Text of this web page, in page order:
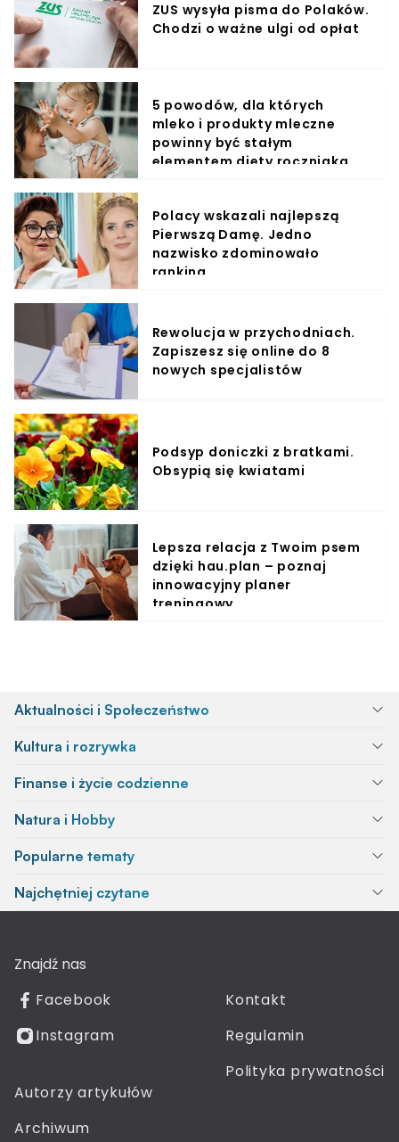
ZUS wysyła pisma do Polaków.
Chodzi o ważne ulgi od opłat
5 powodów, dla których
mleko i produkty mleczne
powinny być stałym
elementem diety roczniaka
Polacy wskazali najlepszą
Pierwszą Damę. Jedno
nazwisko zdominowało
ranking
Rewolucja w przychodniach.
Zapiszesz się online do 8
nowych specjalistów
Podsyp doniczki z bratkami.
Obsypią się kwiatami
Lepsza relacja z Twoim psem
dzięki hau.plan – poznaj
innowacyjny planer
treningowy
Aktualności i Społeczeństwo
Kultura i rozrywka
Finanse i życie codzienne
Natura i Hobby
Popularne tematy
Najchętniej czytane
Znajdź nas
Facebook
Instagram
Kontakt
Regulamin
Polityka prywatności
Autorzy artykułów
Archiwum